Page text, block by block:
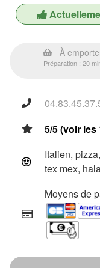
À
Préparation : 20
5/5 (voir les
Italien,
tex mex,
Moyens de